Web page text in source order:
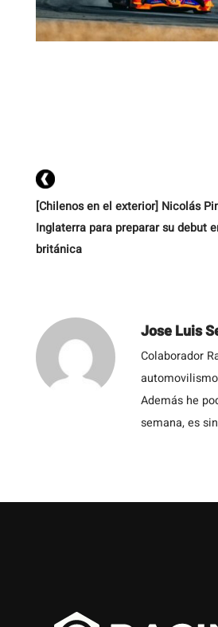
[Chilenos en el exterior] Nicolás
Inglaterra para preparar su debut
británica
Jose Luis
Colaborador
Además he
semana, es